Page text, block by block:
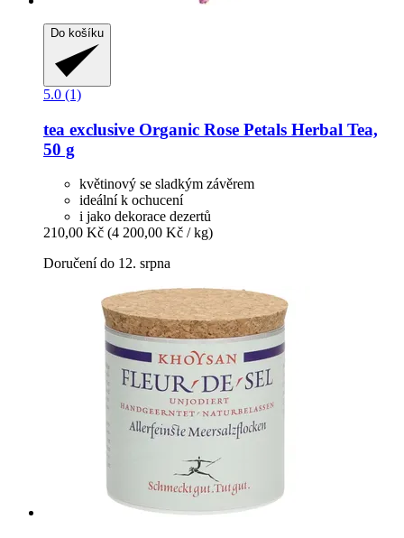
Do košíku
5.0 (1)
tea exclusive Organic Rose Petals Herbal Tea,
50 g
květinový se sladkým závěrem
ideální k ochucení
i jako dekorace dezertů
210,00 Kč (4 200,00 Kč / kg)
Doručení do 12. srpna